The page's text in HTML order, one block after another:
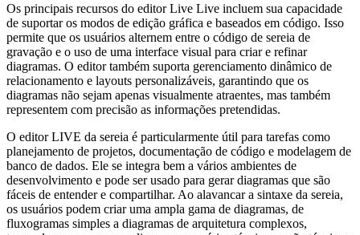
Os principais recursos do editor Live Live incluem sua capacidade
de suportar os modos de edição gráfica e baseados em código. Isso
permite que os usuários alternem entre o código de sereia de
gravação e o uso de uma interface visual para criar e refinar
diagramas. O editor também suporta gerenciamento dinâmico de
relacionamento e layouts personalizáveis, garantindo que os
diagramas não sejam apenas visualmente atraentes, mas também
representem com precisão as informações pretendidas.
O editor LIVE da sereia é particularmente útil para tarefas como
planejamento de projetos, documentação de código e modelagem de
banco de dados. Ele se integra bem a vários ambientes de
desenvolvimento e pode ser usado para gerar diagramas que são
fáceis de entender e compartilhar. Ao alavancar a sintaxe da sereia,
os usuários podem criar uma ampla gama de diagramas, de
fluxogramas simples a diagramas de arquitetura complexos,